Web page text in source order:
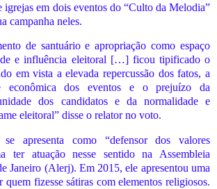
igrejas em dois eventos do “Culto da Melodia”
campanha neles.
de santuário e apropriação como espaço
e influência eleitoral […] ficou tipificado o
em vista a elevada repercussão dos fatos, a
econômica dos eventos e o prejuízo da
dos candidatos e da normalidade e
eleitoral” disse o relator no voto.
apresenta como “defensor dos valores
ter atuação nesse sentido na Assembleia
Janeiro (Alerj). Em 2015, ele apresentou uma
quem fizesse sátiras com elementos religiosos.